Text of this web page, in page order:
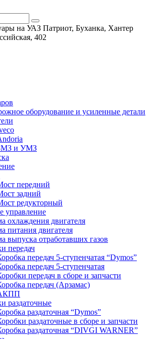
на УАЗ Патриот, Буханка, Хантер
402
оборудование и усиленные детали
и УМЗ
передний
задний
редукторный
управление
охлаждения двигателя
питания двигателя
выпуска отработавших газов
передач
передач 5-ступенчатая “Dymos”
передач 5-ступенчатая
передач в сборе и запчасти
передач (Арзамас)
раздаточные
раздаточная “Dymos”
раздаточные в сборе и запчасти
раздаточная “DIVGI WARNER”